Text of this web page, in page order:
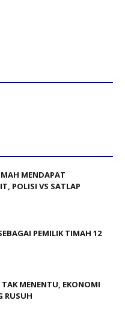
MENDAPAT
POLISI VS SATLAP
PEMILIK TIMAH 12
MENENTU, EKONOMI
RUSUH